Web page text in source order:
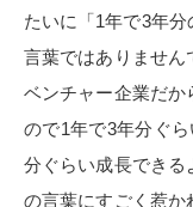
たいに「1年で3年
言葉ではありません
ベンチャー企業だか
ので1年で3年分ぐ
分ぐらい成長できる
の言葉にすごく惹か